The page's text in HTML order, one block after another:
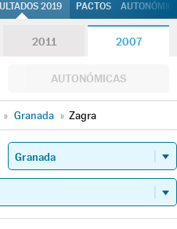
2019 PACTOS
2011 2007
AUTONÓMICAS
» Granada » Zagra